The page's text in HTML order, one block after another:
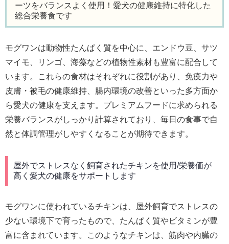
ーツをバランスよく使用！愛犬の健康維持に特化した
総合栄養食です
モグワンは動物性たんぱく質を中心に、エンドウ豆、サツ
マイモ、リンゴ、海藻などの植物性素材も豊富に配合して
います。これらの食材はそれぞれに役割があり、免疫力や
皮膚・被毛の健康維持、腸内環境の改善といった多方面か
ら愛犬の健康を支えます。プレミアムフードに求められる
栄養バランスがしっかり計算されており、毎日の食事で自
然と体調管理がしやすくなることが期待できます。
屋外でストレスなく飼育されたチキンを使用/栄養価が
高く愛犬の健康をサポートします
モグワンに使われているチキンは、屋外飼育でストレスの
少ない環境下で育ったもので、たんぱく質やビタミンが豊
富に含まれています。このようなチキンは、筋肉や内臓の